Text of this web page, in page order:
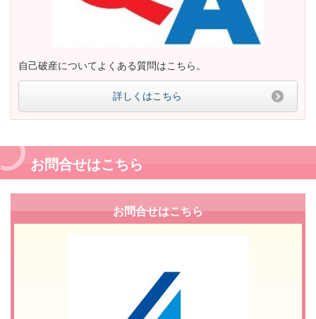
自己破産についてよくある質問はこちら。
詳しくはこちら
お問合せはこちら
お問合せはこちら